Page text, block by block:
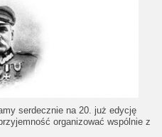
serdecznie na 20. już edycję
organizować wspólnie z